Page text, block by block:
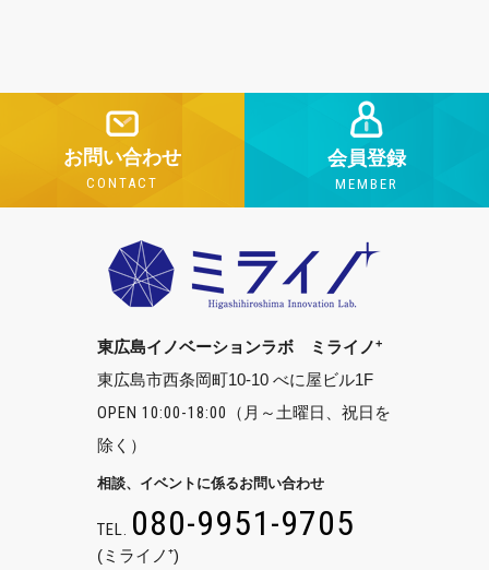
お問い合わせ
CONTACT
会員登録
MEMBER
東広島イノベーションラボ ミライノ+
東広島市西条岡町10-10 べに屋ビル1F
OPEN 10:00-18:00
（月～土曜日、祝日を
除く）
相談、イベントに係るお問い合わせ
TEL. 080-9951-9705
(ミライノ⁺)